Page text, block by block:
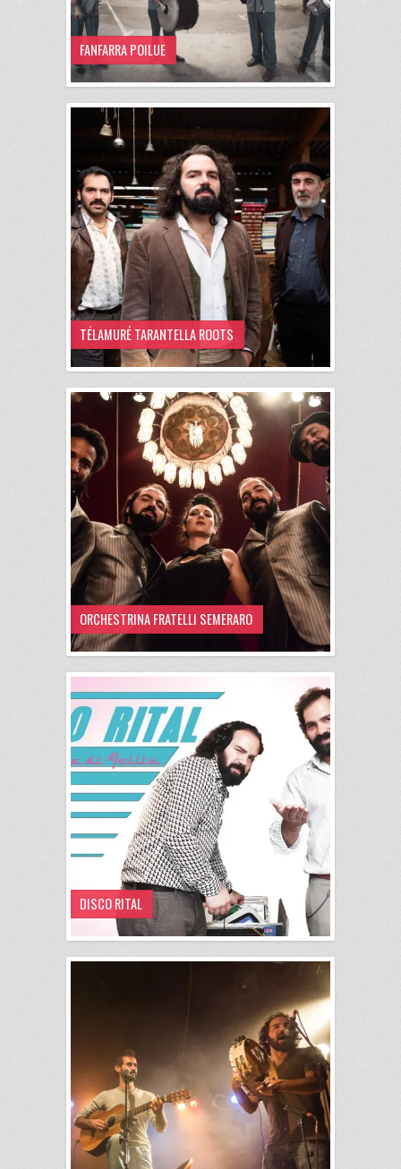
FANFARRA POILUE
TÉLAMURÉ TARANTELLA ROOTS
ORCHESTRINA FRATELLI SEMERARO
DISCO RITAL